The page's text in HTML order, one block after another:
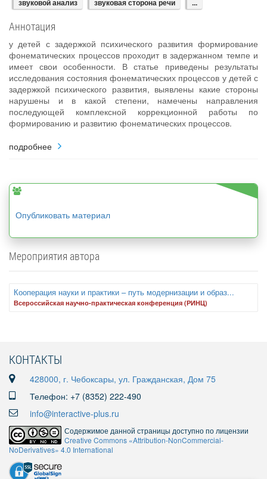
звуковой анализ
звуковая сторона речи ...
Аннотация
у детей с задержкой психического развития формирование
фонематических процессов проходит в задержанном темпе и
имеет свои особенности. В статье приведены результаты
исследования состояния фонематических процессов у детей с
задержкой психического развития, выявлены какие стороны
нарушены и в какой степени, намечены направления
последующей комплексной коррекционной работы по
формированию и развитию фонематических процессов.
подробнее
Опубликовать материал
Мероприятия автора
Кооперация науки и практики – путь модернизации и образ...
Всероссийская научно-практическая конференция (РИНЦ)
КОНТАКТЫ
428000, г. Чебоксары, ул. Гражданская, Дом 75
Телефон: +7 (8352) 222-490
info@interactive-plus.ru
Содержимое данной страницы доступно по лицензии
Creative Commons «Attribution-NonCommercial-
NoDerivatives» 4.0 International